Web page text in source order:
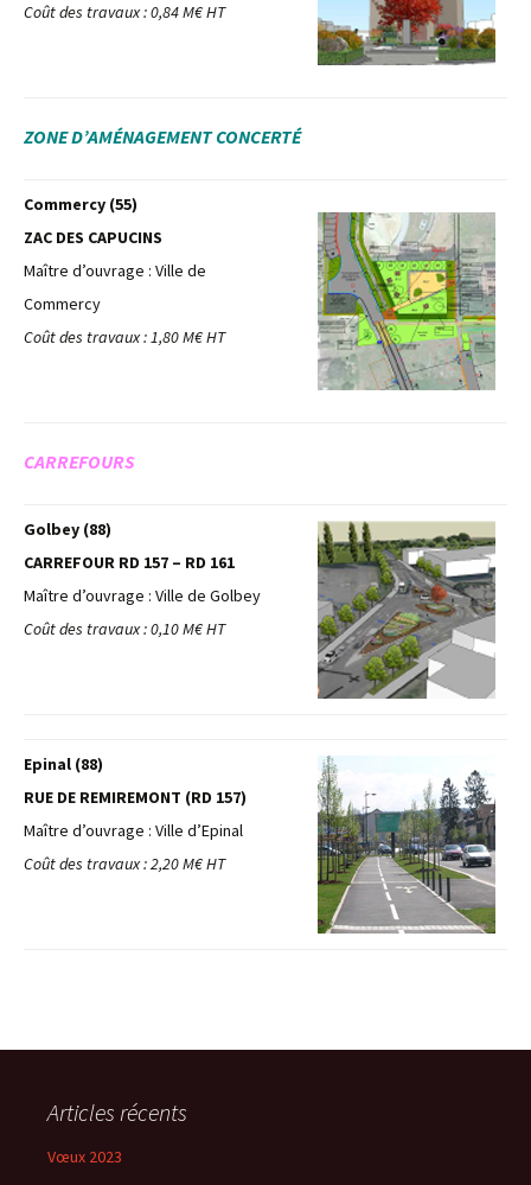
Coût des travaux : 0,84 M€ HT
ZONE D’AMÉNAGEMENT CONCERTÉ
Commercy (55)
ZAC DES CAPUCINS
Maître d’ouvrage : Ville de
Commercy
Coût des travaux : 1,80 M€ HT
CARREFOURS
Golbey (88)
CARREFOUR RD 157 – RD 161
Maître d’ouvrage : Ville de Golbey
Coût des travaux : 0,10 M€ HT
Epinal (88)
RUE DE REMIREMONT (RD 157)
Maître d’ouvrage : Ville d’Epinal
Coût des travaux : 2,20 M€ HT
Articles récents
Vœux 2023